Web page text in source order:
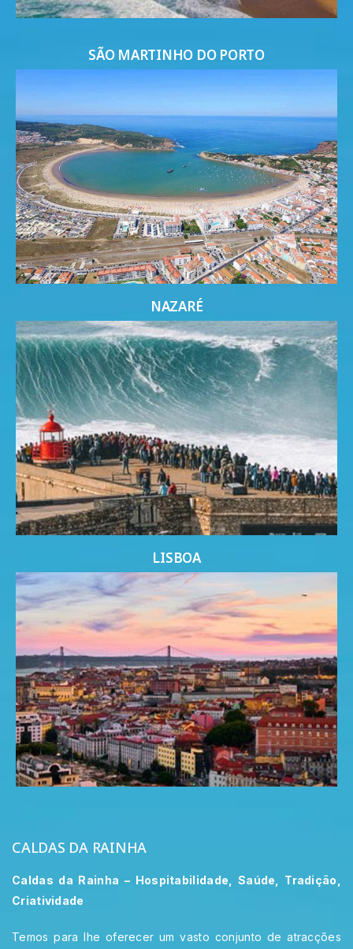
SÃO MARTINHO DO PORTO
NAZARÉ
LISBOA
CALDAS DA RAINHA
Caldas da Rainha – Hospitabilidade, Saúde, Tradição,
Criatividade
Temos para lhe oferecer um vasto conjunto de atracções